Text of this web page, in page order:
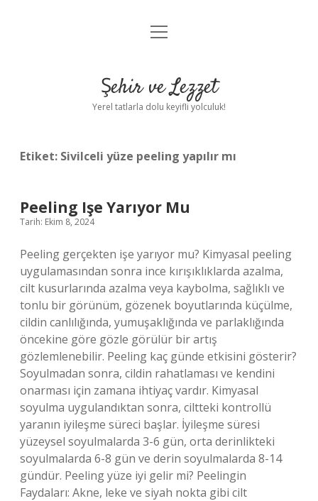
Anasayfa
Yasal Uyarı
menüyü
Şehir ve Lezzet
Yerel tatlarla dolu keyifli yolculuk!
Etiket: Sivilceli yüze peeling yapılır mı
Peeling Işe Yarıyor Mu
Tarih: Ekim 8, 2024
Peeling gerçekten işe yarıyor mu? Kimyasal peeling
uygulamasından sonra ince kırışıklıklarda azalma,
cilt kusurlarında azalma veya kaybolma, sağlıklı ve
tonlu bir görünüm, gözenek boyutlarında küçülme,
cildin canlılığında, yumuşaklığında ve parlaklığında
öncekine göre gözle görülür bir artış
gözlemlenebilir. Peeling kaç günde etkisini gösterir?
Soyulmadan sonra, cildin rahatlaması ve kendini
onarması için zamana ihtiyaç vardır. Kimyasal
soyulma uygulandıktan sonra, ciltteki kontrollü
yaranın iyileşme süreci başlar. İyileşme süresi
yüzeysel soyulmalarda 3-6 gün, orta derinlikteki
soyulmalarda 6-8 gün ve derin soyulmalarda 8-14
gündür. Peeling yüze iyi gelir mi? Peelingin
Faydaları: Akne, leke ve siyah nokta gibi cilt